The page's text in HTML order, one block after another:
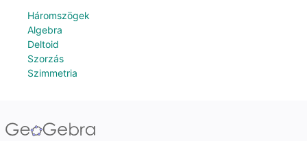
Háromszögek
Algebra
Deltoid
Szorzás
Szimmetria